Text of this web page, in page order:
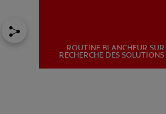
ROUTINE BLANCHEUR
RECHERCHE DES